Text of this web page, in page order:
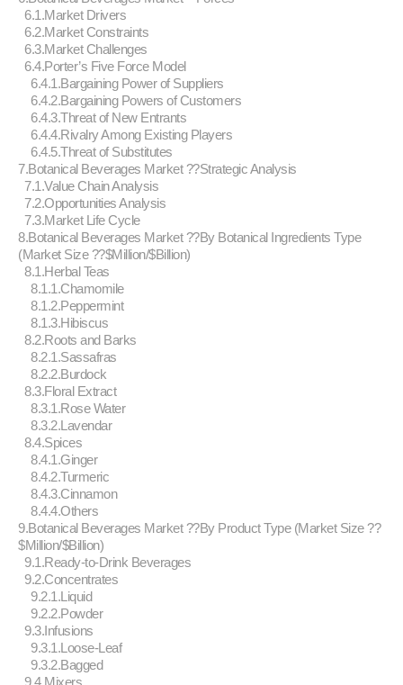
6.1.Market Drivers
6.2.Market Constraints
6.3.Market Challenges
6.4.Porter’s Five Force Model
6.4.1.Bargaining Power of Suppliers
6.4.2.Bargaining Powers of Customers
6.4.3.Threat of New Entrants
6.4.4.Rivalry Among Existing Players
6.4.5.Threat of Substitutes
7.Botanical Beverages Market ??Strategic Analysis
7.1.Value Chain Analysis
7.2.Opportunities Analysis
7.3.Market Life Cycle
8.Botanical Beverages Market ??By Botanical Ingredients Type
(Market Size ??$Million/$Billion)
8.1.Herbal Teas
8.1.1.Chamomile
8.1.2.Peppermint
8.1.3.Hibiscus
8.2.Roots and Barks
8.2.1.Sassafras
8.2.2.Burdock
8.3.Floral Extract
8.3.1.Rose Water
8.3.2.Lavendar
8.4.Spices
8.4.1.Ginger
8.4.2.Turmeric
8.4.3.Cinnamon
8.4.4.Others
9.Botanical Beverages Market ??By Product Type (Market Size ??
$Million/$Billion)
9.1.Ready-to-Drink Beverages
9.2.Concentrates
9.2.1.Liquid
9.2.2.Powder
9.3.Infusions
9.3.1.Loose-Leaf
9.3.2.Bagged